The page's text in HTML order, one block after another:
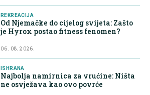
REKREACIJA
Od Njemačke do cijelog svijeta: Zašto
je Hyrox postao fitness fenomen?
06. 08. 2026.
ISHRANA
Najbolja namirnica za vrućine: Ništa
ne osvježava kao ovo povrće